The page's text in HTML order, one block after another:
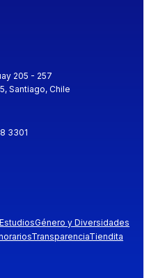
205 - 257
Santiago, Chile
3301
Género y Diversidades
TransparenciaTiendita